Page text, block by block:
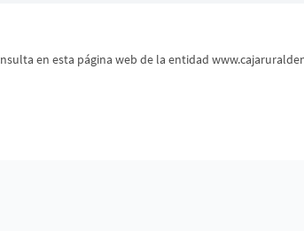
en esta página web de la entidad